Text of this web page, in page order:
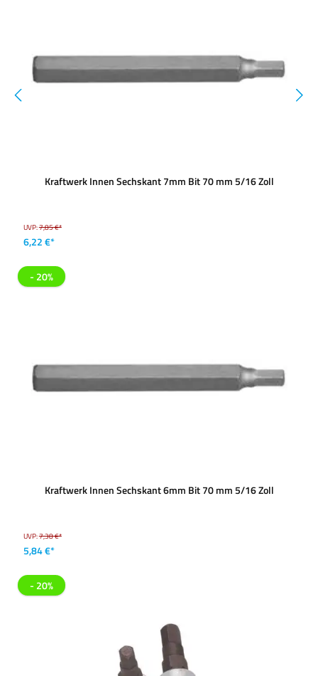
Kraftwerk Innen Sechskant 7mm Bit 70 mm 5/16 Zoll
UVP:7,85 €*
6,22 €*
- 20%
Kraftwerk Innen Sechskant 6mm Bit 70 mm 5/16 Zoll
UVP:7,38 €*
5,84 €*
- 20%